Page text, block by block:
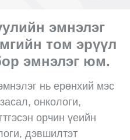
эмнэлэг
том эрүүл
эмнэлэг юм.
нь ерөнхий мэс
онкологи,
орчин үеийн
дэвшилтэт